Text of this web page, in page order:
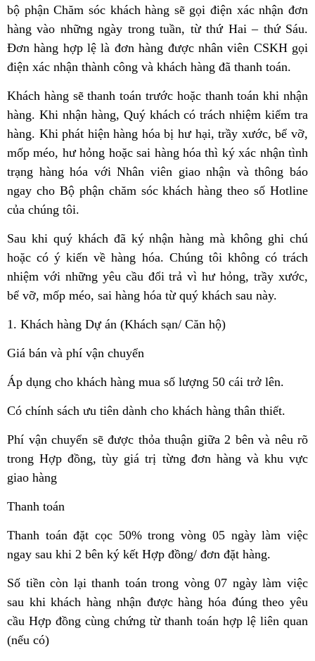
bộ phận Chăm sóc khách hàng sẽ gọi điện xác nhận đơn
hàng vào những ngày trong tuần, từ thứ Hai – thứ Sáu.
Đơn hàng hợp lệ là đơn hàng được nhân viên CSKH gọi
điện xác nhận thành công và khách hàng đã thanh toán.
Khách hàng sẽ thanh toán trước hoặc thanh toán khi nhận
hàng. Khi nhận hàng, Quý khách có trách nhiệm kiểm tra
hàng. Khi phát hiện hàng hóa bị hư hại, trầy xước, bể vỡ,
mốp méo, hư hỏng hoặc sai hàng hóa thì ký xác nhận tình
trạng hàng hóa với Nhân viên giao nhận và thông báo
ngay cho Bộ phận chăm sóc khách hàng theo số Hotline
của chúng tôi.
Sau khi quý khách đã ký nhận hàng mà không ghi chú
hoặc có ý kiến về hàng hóa. Chúng tôi không có trách
nhiệm với những yêu cầu đổi trả vì hư hỏng, trầy xước,
bể vỡ, mốp méo, sai hàng hóa từ quý khách sau này.
1. Khách hàng Dự án (Khách sạn/ Căn hộ)
Giá bán và phí vận chuyển
Áp dụng cho khách hàng mua số lượng 50 cái trở lên.
Có chính sách ưu tiên dành cho khách hàng thân thiết.
Phí vận chuyển sẽ được thỏa thuận giữa 2 bên và nêu rõ
trong Hợp đồng, tùy giá trị từng đơn hàng và khu vực
giao hàng
Thanh toán
Thanh toán đặt cọc 50% trong vòng 05 ngày làm việc
ngay sau khi 2 bên ký kết Hợp đồng/ đơn đặt hàng.
Số tiền còn lại thanh toán trong vòng 07 ngày làm việc
sau khi khách hàng nhận được hàng hóa đúng theo yêu
cầu Hợp đồng cùng chứng từ thanh toán hợp lệ liên quan
(nếu có)